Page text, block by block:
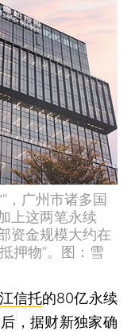
，广州市诸多国
上这两笔永续
资金规模大约在
押物”。图：雪
信托的80亿永续
，据财新独家确